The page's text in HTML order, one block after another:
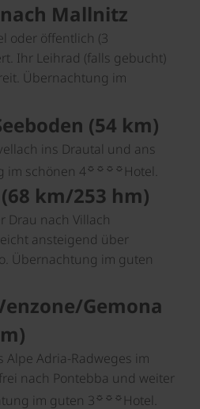
Mallnitz
oder öffentlich (3
Ihr Leihrad (falls gebucht)
Übernachtung im
(54 km)
ins Drautal und ans
im schönen 4☼☼☼☼ Hotel.
km/253 hm)
Drau nach Villach
ansteigend über
Übernachtung im guten
Gemona
Alpe Adria-Radweges im
nach Pontebba und weiter
im guten 3☼☼☼ Hotel.